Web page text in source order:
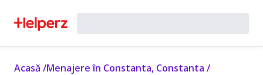
Acasă /Menajere în Constanta, Constanta /